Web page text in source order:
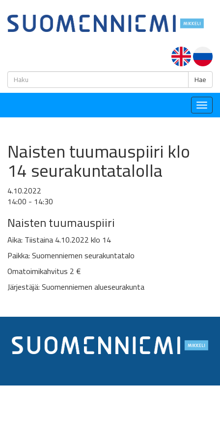
Hae
Naisten tuumauspiiri klo
14 seurakuntatalolla
4.10.2022
14:00 - 14:30
Naisten tuumauspiiri
Aika: Tiistaina 4.10.2022 klo 14
Paikka: Suomenniemen seurakuntatalo
Omatoimikahvitus 2 €
Järjestäjä: Suomenniemen alueseurakunta